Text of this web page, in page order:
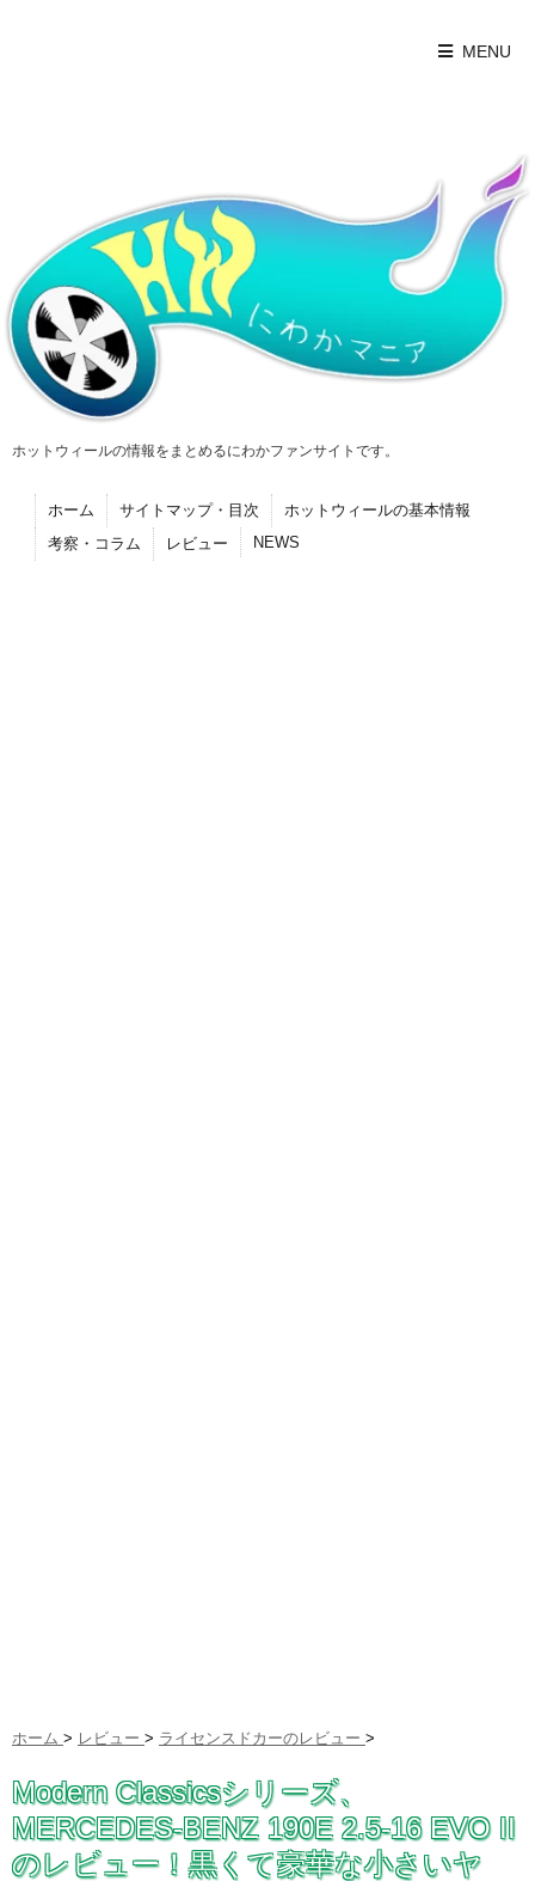
MENU
ホットウィールの情報をまとめるにわかファンサイトです。
ホーム サイトマップ・目次
ホットウィールの基本情報
考察・コラム
レビュー NEWS
ホーム > レビュー > ライセンスドカーのレビュー >
Modern Classicsシリーズ、
MERCEDES-BENZ 190E 2.5-16 EVO II
のレビュー！黒くて豪華な小さいヤ